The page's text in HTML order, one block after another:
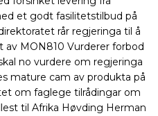
et godt fasilitetstilbud på
rår regjeringa til å
MON810 Vurderer forbod
no vurdere om regjeringa
mature cam av produkta på
om faglege tilrådingar om
til Afrika Høvding Herman